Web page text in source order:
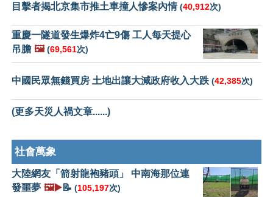
目擊者揭北京集市推土車撞人慘案內情(40,912次)
重慶一隧道發生爆炸4亡9傷 工人每天提心
吊膽 🖼️ (69,561次)
中國民眾無錢買房 土地出讓大減政府收入大跌 (42,385次)
(更多天災人禍文章......)
社會萬象
大陸網友「箭射龍袍豬頭」 中南海那位連
發噩夢 🖼️▶️📝 (105,197次)